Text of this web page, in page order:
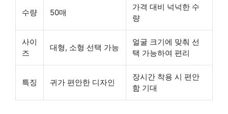
수량 50매
가격 대비 넉넉한 수
량
사이
즈
대형, 소형 선택 가능
얼굴 크기에 맞춰 선
택 가능하여 편리
특징 귀가 편안한 디자인
장시간 착용 시 편안
함 기대